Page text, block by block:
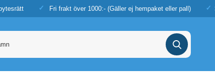
Fri frakt över 1000:- (Gäller ej hempaket eller pall)